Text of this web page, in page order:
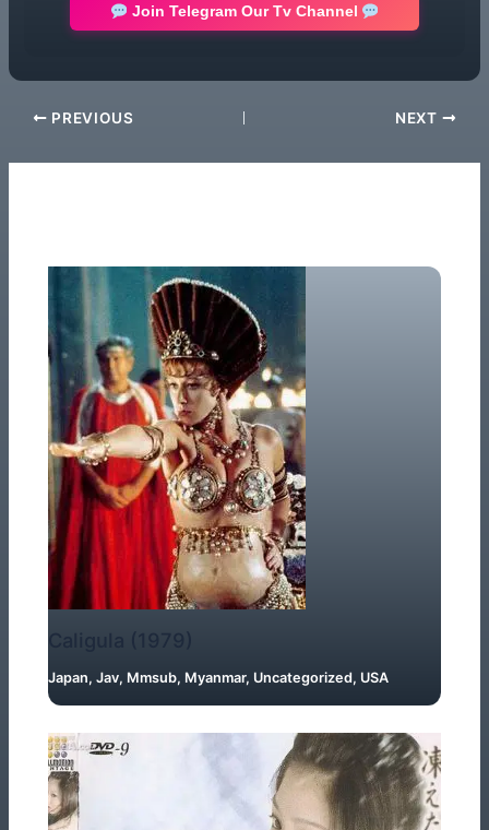
Join Telegram Our Tv Channel
PREVIOUS NEXT
Caligula (1979)
Japan,Jav, Mmsub, Myanmar, Uncategorized, USA